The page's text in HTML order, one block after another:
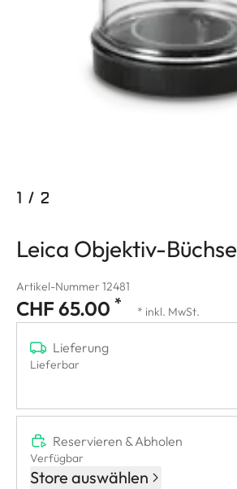
1 / 2
Leica Objektiv-Büchse
Artikel-Nummer 12481
CHF 65.00 * * inkl. MwSt.
Lieferung
Lieferbar
Reservieren & Abholen
Verfügbar
Store auswählen